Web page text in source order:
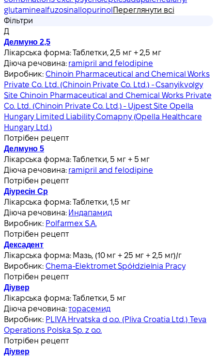
glutaminealfuzosinallopurinolПереглянути всі
Фільтри
Д
Делмуно 2,5
Лікарська форма:Таблетки, 2,5 мг + 2,5 мг
Діюча речовина: ramipril and felodipine
Виробник:Chinoin Pharmaceutical and Chemical Works
Private Co. Ltd. (Chinoin Private Co. Ltd.) - Csanyikvolgy
Site Chinoin Pharmaceutical and Chemical Works Private
Co. Ltd. (Chinoin Private Co. Ltd.) - Ujpest Site Opella
Hungary Limited Liability Comapny (Opella Healthcare
Hungary Ltd.)
Потрібен рецепт
Делмуно 5
Лікарська форма:Таблетки, 5 мг + 5 мг
Діюча речовина: ramipril and felodipine
Потрібен рецепт
Діуресін Ср
Лікарська форма:Таблетки, 1,5 мг
Діюча речовина: Индапамид
Виробник: Polfarmex S.A.
Потрібен рецепт
Дексадент
Лікарська форма: Мазь, (10 мг + 25 мг + 2,5 мг)/г
Виробник:Chema-Elektromet Spółdzielnia Pracy
Потрібен рецепт
Діувер
Лікарська форма:Таблетки, 5 мг
Діюча речовина:торасемид
Виробник: PLIVA Hrvatska d o.o. (Pliva Croatia Ltd.) Teva
Operations Polska Sp. z o.o.
Потрібен рецепт
Діувер